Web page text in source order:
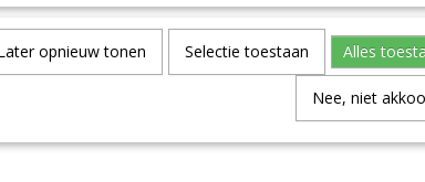
opnieuw tonen Selectie toestaan Alles
Nee, niet